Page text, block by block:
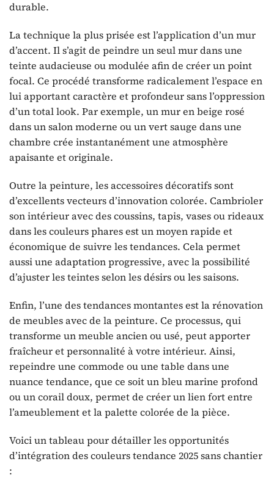
durable.
La technique la plus prisée est l’application d’un mur
d’accent. Il s’agit de peindre un seul mur dans une
teinte audacieuse ou modulée afin de créer un point
focal. Ce procédé transforme radicalement l’espace en
lui apportant caractère et profondeur sans l’oppression
d’un total look. Par exemple, un mur en beige rosé
dans un salon moderne ou un vert sauge dans une
chambre crée instantanément une atmosphère
apaisante et originale.
Outre la peinture, les accessoires décoratifs sont
d’excellents vecteurs d’innovation colorée. Cambrioler
son intérieur avec des coussins, tapis, vases ou rideaux
dans les couleurs phares est un moyen rapide et
économique de suivre les tendances. Cela permet
aussi une adaptation progressive, avec la possibilité
d’ajuster les teintes selon les désirs ou les saisons.
Enfin, l’une des tendances montantes est la rénovation
de meubles avec de la peinture. Ce processus, qui
transforme un meuble ancien ou usé, peut apporter
fraîcheur et personnalité à votre intérieur. Ainsi,
repeindre une commode ou une table dans une
nuance tendance, que ce soit un bleu marine profond
ou un corail doux, permet de créer un lien fort entre
l’ameublement et la palette colorée de la pièce.
Voici un tableau pour détailler les opportunités
d’intégration des couleurs tendance 2025 sans chantier
: